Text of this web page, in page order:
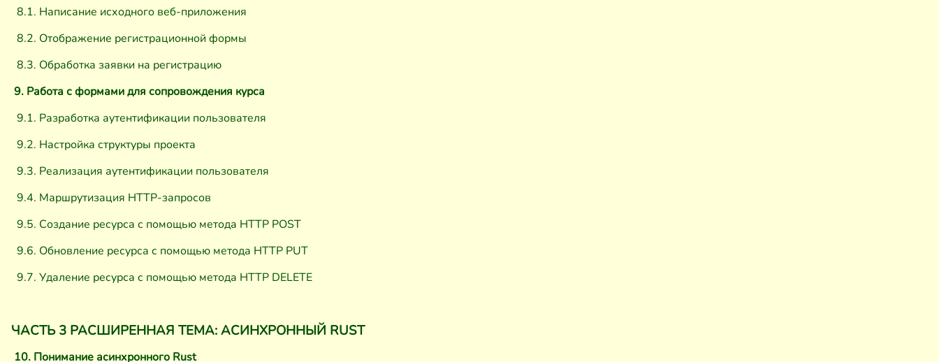
8.1. Написание исходного веб-приложения
8.2. Отображение регистрационной формы
8.3. Обработка заявки на регистрацию
9. Работа с формами для сопровождения курса
9.1. Разработка аутентификации пользователя
9.2. Настройка структуры проекта
9.3. Реализация аутентификации пользователя
9.4. Маршрутизация HTTP-запросов
9.5. Создание ресурса с помощью метода HTTP POST
9.6. Обновление ресурса с помощью метода HTTP PUT
9.7. Удаление ресурса с помощью метода HTTP DELETE
ЧАСТЬ 3 РАСШИРЕННАЯ ТЕМА: АСИНХРОННЫЙ RUST
10. Понимание асинхронного Rust